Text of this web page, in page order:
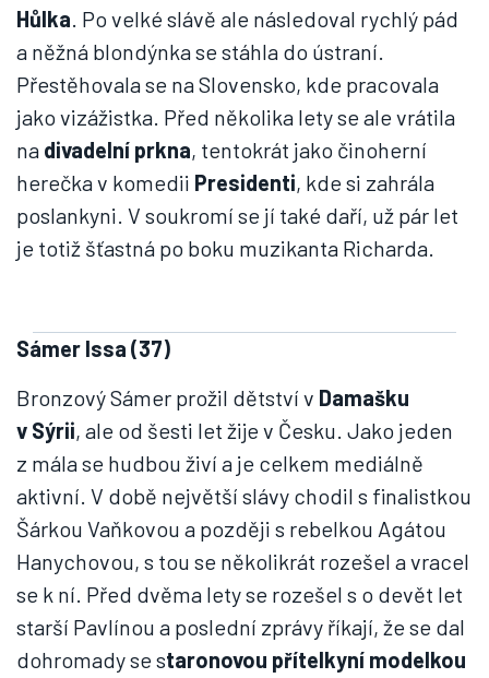
Hůlka . Po velké slávě ale následoval rychlý pád
a něžná blondýnka se stáhla do ústraní.
Přestěhovala se na Slovensko, kde pracovala
jako vizážistka. Před několika lety se ale vrátila
na divadelní prkna, tentokrát jako činoherní
herečka v komedii Presidenti, kde si zahrála
poslankyni. V soukromí se jí také daří, už pár let
je totiž šťastná po boku muzikanta Richarda.
Sámer Issa (37)
Bronzový Sámer prožil dětství v Damašku
v Sýrii, ale od šesti let žije v Česku. Jako jeden
z mála se hudbou živí a je celkem mediálně
aktivní. V době největší slávy chodil s finalistkou
Šárkou Vaňkovou a později s rebelkou Agátou
Hanychovou, s tou se několikrát rozešel a vracel
se k ní. Před dvěma lety se rozešel s o devět let
starší Pavlínou a poslední zprávy říkají, že se dal
dohromady se staronovou přítelkyní modelkou